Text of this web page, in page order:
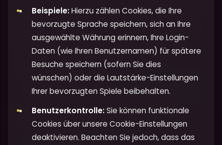
Beispiele:Hierzu zählen Cookies, die Ihre
bevorzugte Sprache speichern, sich an Ihre
ausgewählte Währung erinnern, Ihre Login-
Daten (wie Ihren Benutzernamen) für spätere
Besuche speichern (sofern Sie dies
wünschen) oder die Lautstärke-Einstellungen
Ihrer bevorzugten Spiele beibehalten.
Benutzerkontrolle:Sie können funktionale
Cookies über unsere Cookie-Einstellungen
deaktivieren. Beachten Sie jedoch, dass das